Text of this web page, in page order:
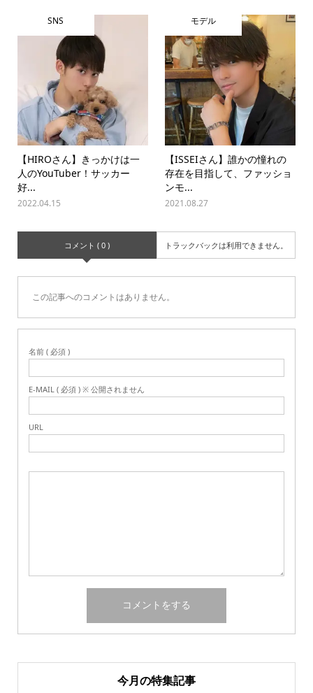
SNS
【HIROさん】きっかけは一
人のYouTuber！サッカー
好...
2022.04.15
モデル
【ISSEIさん】誰かの憧れの
存在を目指して、ファッショ
ンモ...
2021.08.27
コメント ( 0 ) トラックバックは利用できません。
この記事へのコメントはありません。
名前 ( 必須 )
E-MAIL ( 必須 ) ※ 公開されません
URL
今月の特集記事